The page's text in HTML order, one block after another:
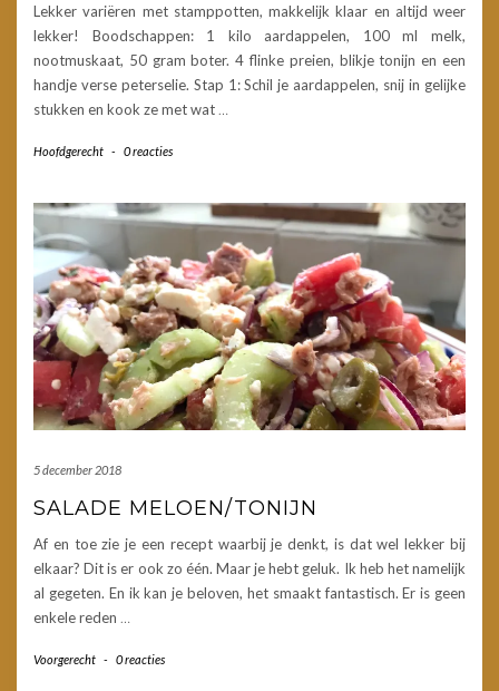
Lekker variëren met stamppotten, makkelijk klaar en altijd weer
lekker! Boodschappen: 1 kilo aardappelen, 100 ml melk,
nootmuskaat, 50 gram boter. 4 flinke preien, blikje tonijn en een
handje verse peterselie. Stap 1: Schil je aardappelen, snij in gelijke
stukken en kook ze met wat…
Hoofdgerecht - 0 reacties
5 december 2018
SALADE MELOEN/TONIJN
Af en toe zie je een recept waarbij je denkt, is dat wel lekker bij
elkaar? Dit is er ook zo één. Maar je hebt geluk. Ik heb het namelijk
al gegeten. En ik kan je beloven, het smaakt fantastisch. Er is geen
enkele reden …
Voorgerecht - 0 reacties